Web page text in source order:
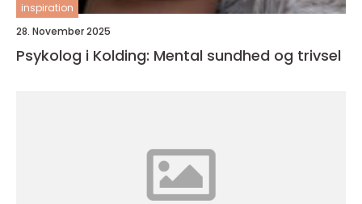
inspiration
28. November 2025
Psykolog i Kolding: Mental sundhed og trivsel